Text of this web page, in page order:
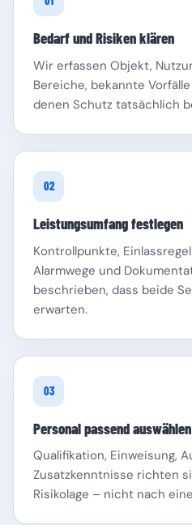
Schleswig-Holstein
Bedarf und Risiken klären
Wir erfassen Objekt,
Bereiche, bekannte
denen Schutz tatsächlich
02
Leistungsumfang festlegen
Kontrollpunkte,
Alarmwege und
beschrieben, dass beide
erwarten.
03
Personal passend auswählen
Qualifikation, Einweisung,
Zusatzkenntnisse richten
Risikolage – nicht nach